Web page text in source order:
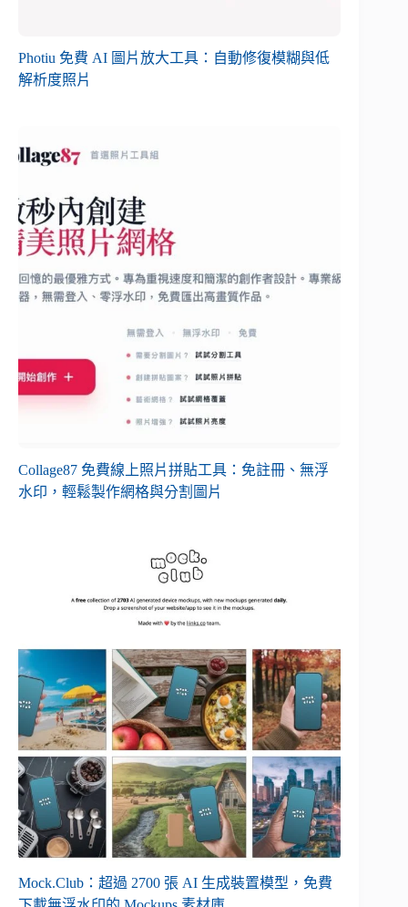
Photiu 免費 AI 圖片放大工具：自動修復模糊與低
解析度照片
Collage87 免費線上照片拼貼工具：免註冊、無浮
水印，輕鬆製作網格與分割圖片
Mock.Club：超過 2700 張 AI 生成裝置模型，免費